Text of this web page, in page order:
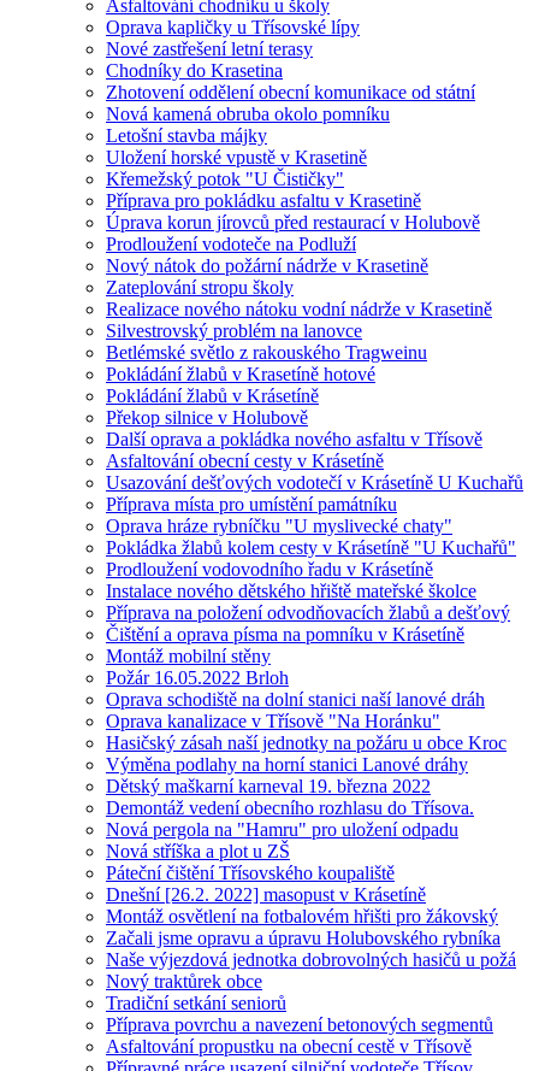
Asfaltování chodníku u školy
Oprava kapličky u Třísovské lípy
Nové zastřešení letní terasy
Chodníky do Krasetina
Zhotovení oddělení obecní komunikace od státní
Nová kamená obruba okolo pomníku
Letošní stavba májky
Uložení horské vpustě v Krasetině
Křemežský potok "U Čističky"
Příprava pro pokládku asfaltu v Krasetině
Úprava korun jírovců před restaurací v Holubově
Prodloužení vodoteče na Podluží
Nový nátok do požární nádrže v Krasetině
Zateplování stropu školy
Realizace nového nátoku vodní nádrže v Krasetině
Silvestrovský problém na lanovce
Betlémské světlo z rakouského Tragweinu
Pokládání žlabů v Krasetíně hotové
Pokládání žlabů v Krásetíně
Překop silnice v Holubově
Další oprava a pokládka nového asfaltu v Třísově
Asfaltování obecní cesty v Krásetíně
Usazování dešťových vodotečí v Krásetíně U Kuchařů
Příprava místa pro umístění památníku
Oprava hráze rybníčku "U myslivecké chaty"
Pokládka žlabů kolem cesty v Krásetíně "U Kuchařů"
Prodloužení vodovodního řadu v Krásetíně
Instalace nového dětského hřiště mateřské školce
Příprava na položení odvodňovacích žlabů a dešťový
Čištění a oprava písma na pomníku v Krásetíně
Montáž mobilní stěny
Požár 16.05.2022 Brloh
Oprava schodiště na dolní stanici naší lanové dráh
Oprava kanalizace v Třísově "Na Horánku"
Hasičský zásah naší jednotky na požáru u obce Kroc
Výměna podlahy na horní stanici Lanové dráhy
Dětský maškarní karneval 19. března 2022
Demontáž vedení obecního rozhlasu do Třísova.
Nová pergola na "Hamru" pro uložení odpadu
Nová stříška a plot u ZŠ
Páteční čištění Třísovského koupaliště
Dnešní [26.2. 2022] masopust v Krásetíně
Montáž osvětlení na fotbalovém hřišti pro žákovský
Začali jsme opravu a úpravu Holubovského rybníka
Naše výjezdová jednotka dobrovolných hasičů u požá
Nový traktůrek obce
Tradiční setkání seniorů
Příprava povrchu a navezení betonových segmentů
Asfaltování propustku na obecní cestě v Třísově